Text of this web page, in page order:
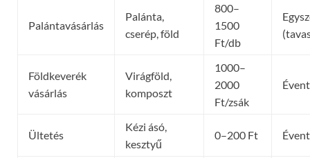
Palántavásárlás
Palánta,
cserép, föld
800–
1500
Ft/db
Földkeverék
vásárlás
Virágföld,
komposzt
1000–
2000
Ft/zsák
Ültetés
Kézi ásó,
kesztyű
0–200 Ft